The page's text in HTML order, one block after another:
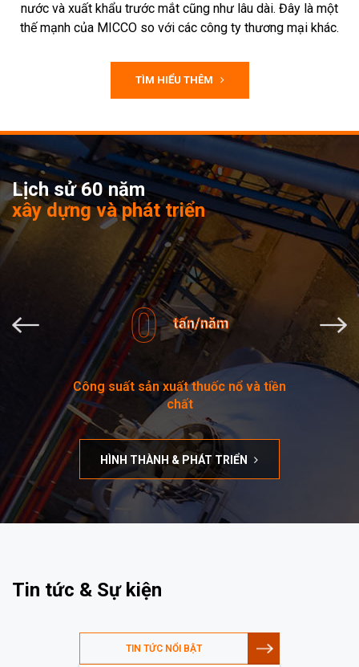
nước và xuất khẩu trước mắt cũng như lâu dài. Đây là một
thế mạnh của MICCO so với các công ty thương mại khác.
TÌM HIỂU THÊM
Lịch sử 60 năm
xây dựng và phát triển
HÌNH THÀNH & PHÁT TRIỂN
0 tấn/năm
Công suất sản xuất thuốc nổ và tiền
chất
Tin tức & Sự kiện
TIN TỨC NỔI BẬT